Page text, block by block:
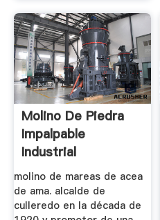
Molino De Piedra
Impalpable
Industrial
molino de mareas de acea
de ama. alcalde de
culleredo en la década de